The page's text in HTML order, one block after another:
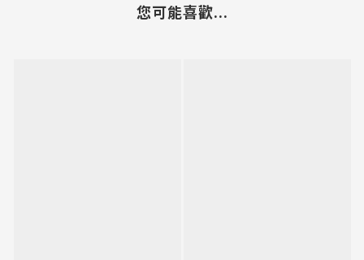
您可能喜歡...